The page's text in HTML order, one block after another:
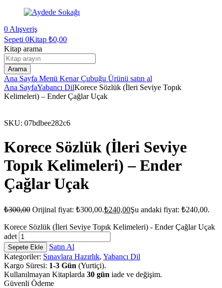
0 Alışveriş
Sepeti 0Kitap ₺0,00
Kitap arama
Arama
Ana Sayfa Menü Kenar Çubuğu Ürünü satın al
Ana SayfaYabancı DilKorece Sözlük (İleri Seviye Topık
Kelimeleri) – Ender Çağlar Uçak
SKU: 07bdbee282c6
Korece Sözlük (İleri Seviye
Topık Kelimeleri) – Ender
Çağlar Uçak
₺300,00 Orijinal fiyat: ₺300,00.₺240,00Şu andaki fiyat: ₺240,00.
Korece Sözlük (İleri Seviye Topık Kelimeleri) - Ender Çağlar Uçak
adet
Sepete Ekle
Satın Al
Kategoriler: Sınavlara Hazırlık, Yabancı Dil
Kargo Süresi: 1-3 Gün (Yurtiçi).
Kullanılmayan Kitaplarda 30 gün iade ve değişim.
Güvenli Ödeme